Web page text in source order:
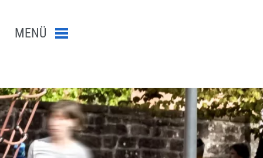
abschicken
MENÜ Menü schließen